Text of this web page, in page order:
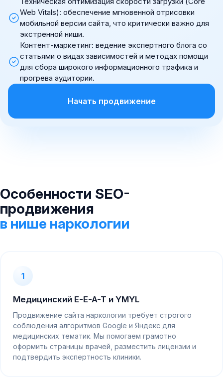
Web Vitals): обеспечение мгновенной отрисовки
мобильной версии сайта, что критически важно для
экстренной ниши.
Контент-маркетинг: ведение экспертного блога со
статьями о видах зависимостей и методах помощи
для сбора широкого информационного трафика и
прогрева аудитории.
Начать продвижение
Особенности SEO-
продвижения
в нише наркологии
1
Медицинский E-E-A-T и YMYL
Продвижение сайта наркологии требует строгого
соблюдения алгоритмов Google и Яндекс для
медицинских тематик. Мы помогаем грамотно
оформить страницы врачей, разместить лицензии и
подтвердить экспертность клиники.